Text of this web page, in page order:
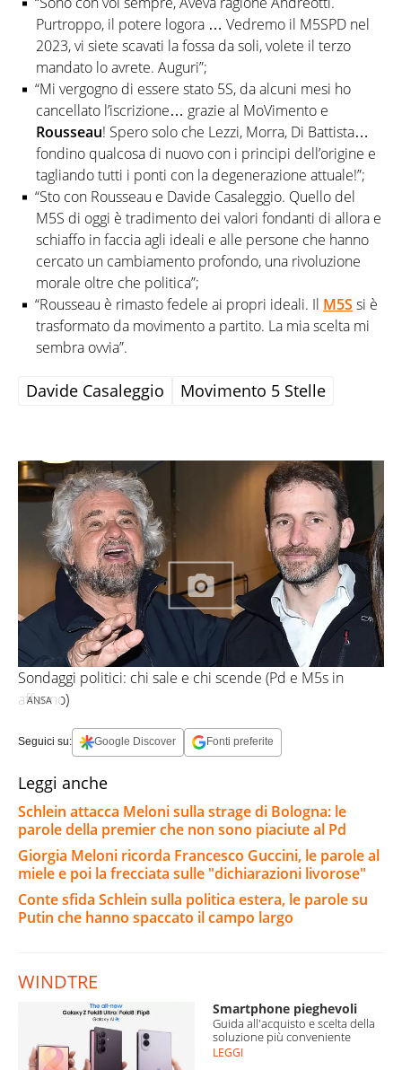
Purtroppo, il potere logora … Vedremo il M5SPD nel
2023, vi siete scavati la fossa da soli, volete il terzo
mandato lo avrete. Auguri”;
“Mi vergogno di essere stato 5S, da alcuni mesi ho
cancellato l’iscrizione… grazie al MoVimento e
Rousseau! Spero solo che Lezzi, Morra, Di Battista…
fondino qualcosa di nuovo con i principi dell’origine e
tagliando tutti i ponti con la degenerazione attuale!”;
“Sto con Rousseau e Davide Casaleggio. Quello del
M5S di oggi è tradimento dei valori fondanti di allora e
schiaffo in faccia agli ideali e alle persone che hanno
cercato un cambiamento profondo, una rivoluzione
morale oltre che politica”;
“Rousseau è rimasto fedele ai propri ideali. Il M5S si è
trasformato da movimento a partito. La mia scelta mi
sembra ovvia”.
Davide Casaleggio Movimento 5 Stelle
ANSA
Sondaggi politici: chi sale e chi scende (Pd e M5s in
affanno)
Seguici su: Google Discover Fonti preferite
Leggi anche
Schlein attacca Meloni sulla strage di Bologna: le
parole della premier che non sono piaciute al Pd
Giorgia Meloni ricorda Francesco Guccini, le parole al
miele e poi la frecciata sulle "dichiarazioni livorose"
Conte sfida Schlein sulla politica estera, le parole su
Putin che hanno spaccato il campo largo
WINDTRE
Smartphone pieghevoli
Guida all'acquisto e scelta della
soluzione più conveniente
LEGGI